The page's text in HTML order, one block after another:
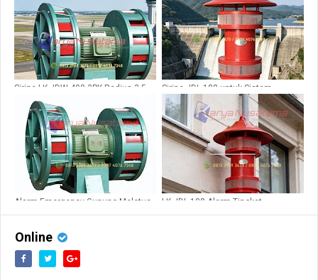
Sirine LK JDW 400 3PK Radius 3,5
Sirine JDL 188 untuk Sistem
Peringatan Bendungan
Alarm Emergency Gunung Meletus
LK JDL 188 Alarm Tingkat
Online